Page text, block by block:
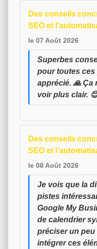
Des conseils
SEO et
le 07 Août 2026
Superbes
pour toutes
apprécié. 🙏 Ça
voir plus clair.
Des conseils
SEO et
le 08 Août 2026
Je vois que la
pistes
Google My
de calendrier
préciser un
intégrer ces